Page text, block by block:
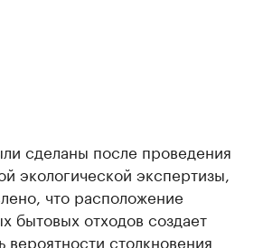
сделаны после проведения
экологической экспертизы,
что расположение
бытовых отходов создает
вероятности столкновения